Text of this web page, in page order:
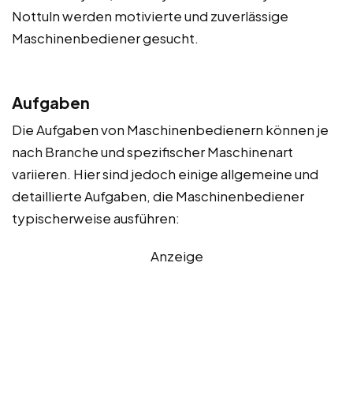
Nottuln werden motivierte und zuverlässige
Maschinenbediener gesucht.
Aufgaben
Die Aufgaben von Maschinenbedienern können je
nach Branche und spezifischer Maschinenart
variieren. Hier sind jedoch einige allgemeine und
detaillierte Aufgaben, die Maschinenbediener
typischerweise ausführen:
Anzeige